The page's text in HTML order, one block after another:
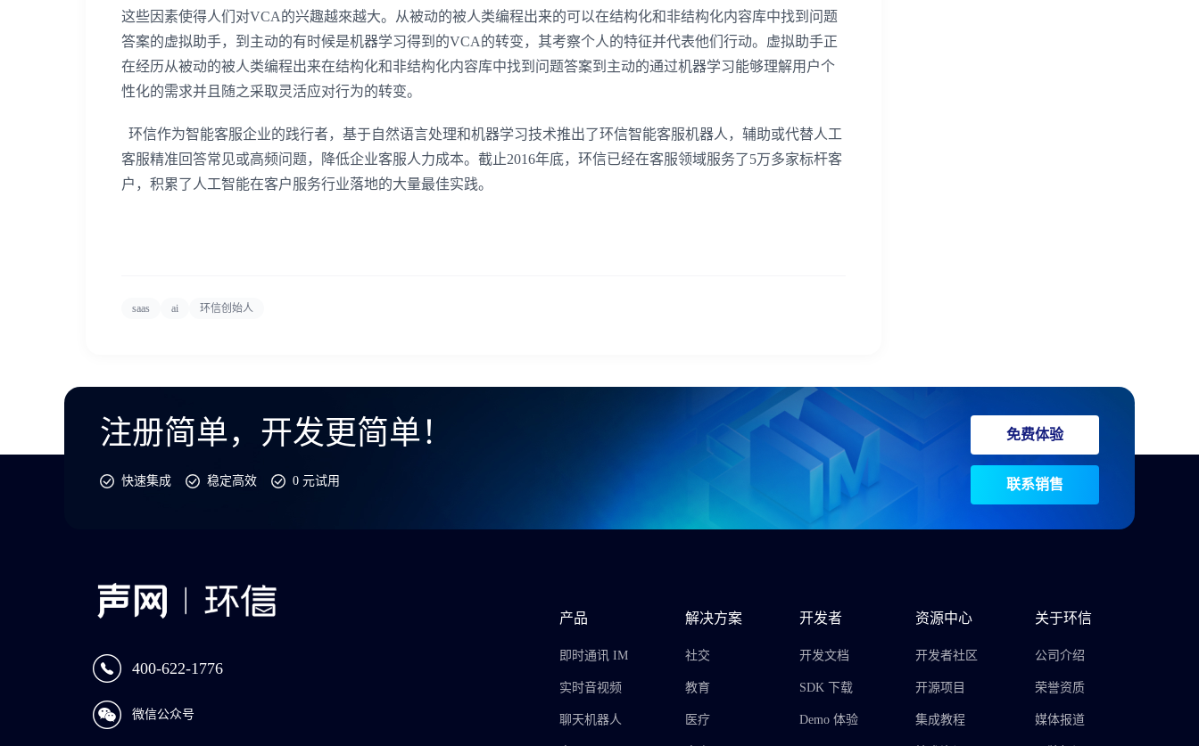
这些因素使得人们对VCA的兴趣越來越大。从被动的被人类编程出来的可以在结构化和非结构化内容库中找到问题
答案的虚拟助手，到主动的有时候是机器学习得到的VCA的转变，其考察个人的特征并代表他们行动。虚拟助手正
在经历从被动的被人类编程出来在结构化和非结构化内容库中找到问题答案到主动的通过机器学习能够理解用户个
性化的需求并且随之采取灵活应对行为的转变。
环信作为智能客服企业的践行者，基于自然语言处理和机器学习技术推出了环信智能客服机器人，辅助或代替人工
客服精准回答常见或高频问题，降低企业客服人力成本。截止2016年底，环信已经在客服领域服务了5万多家标杆客
户，积累了人工智能在客户服务行业落地的大量最佳实践。
saas ai 环信创始人
注册简单，开发更简单！
快速集成 稳定高效 0 元试用
免费体验
联系销售
400-622-1776
微信公众号
产品
即时通讯 IM
实时音视频
聊天机器人
解决方案
社交
教育
医疗
开发者
开发文档
SDK 下载
Demo 体验
资源中心
开发者社区
开源项目
集成教程
关于环信
公司介绍
荣誉资质
媒体报道